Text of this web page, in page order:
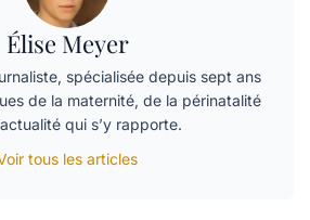
Élise Meyer
spécialisée depuis sept ans
de la maternité, de la périnatalité
qui s’y rapporte.
tous les articles